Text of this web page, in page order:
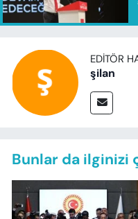
EDITÖR
şilan
Bunlar da ilginizi